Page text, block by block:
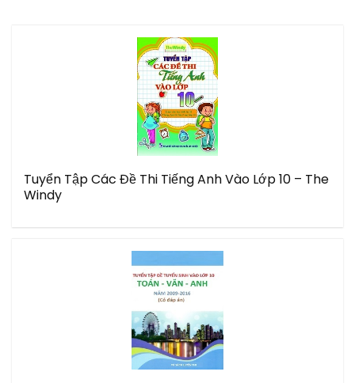
Tuyển Tập Các Đề Thi Tiếng Anh Vào Lớp 10 – The
Windy